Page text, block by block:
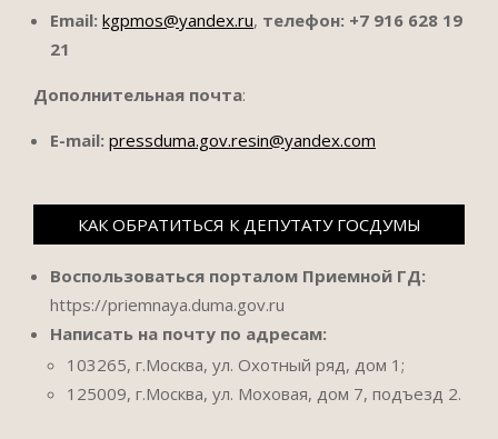
Email: kgpmos@yandex.ru, телефон: +7 916 628 19
21
Дополнительная почта:
E-mail: pressduma.gov.resin@yandex.com
КАК ОБРАТИТЬСЯ К ДЕПУТАТУ ГОСДУМЫ
Воспользоваться порталом Приемной ГД:
https://priemnaya.duma.gov.ru
Написать на почту по адресам:
103265, г.Москва, ул. Охотный ряд, дом 1;
125009, г.Москва, ул. Моховая, дом 7, подъезд 2.